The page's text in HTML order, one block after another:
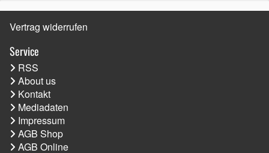
Vertrag widerrufen
Service
RSS
About us
Kontakt
Mediadaten
Impressum
AGB Shop
AGB Online